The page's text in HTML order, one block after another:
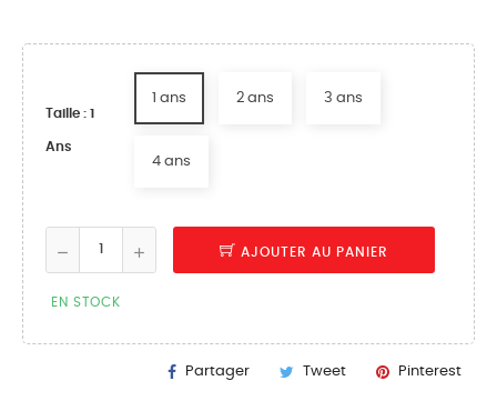
Taille : 1
Ans
1 ans 2 ans 3 ans
4 ans
AJOUTER AU PANIER
EN STOCK
Partager Tweet Pinterest